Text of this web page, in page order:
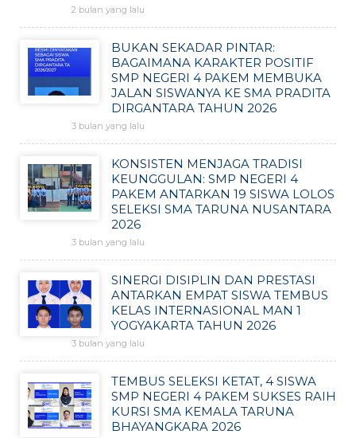
2 bulan yang lalu
BUKAN SEKADAR PINTAR:
BAGAIMANA KARAKTER POSITIF
SMP NEGERI 4 PAKEM MEMBUKA
JALAN SISWANYA KE SMA PRADITA
DIRGANTARA TAHUN 2026
3 bulan yang lalu
KONSISTEN MENJAGA TRADISI
KEUNGGULAN: SMP NEGERI 4
PAKEM ANTARKAN 19 SISWA LOLOS
SELEKSI SMA TARUNA NUSANTARA
2026
3 bulan yang lalu
SINERGI DISIPLIN DAN PRESTASI
ANTARKAN EMPAT SISWA TEMBUS
KELAS INTERNASIONAL MAN 1
YOGYAKARTA TAHUN 2026
3 bulan yang lalu
TEMBUS SELEKSI KETAT, 4 SISWA
SMP NEGERI 4 PAKEM SUKSES RAIH
KURSI SMA KEMALA TARUNA
BHAYANGKARA 2026